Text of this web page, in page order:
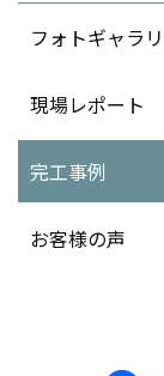
フォトギャラ
現場レポート
完工事例
お客様の声